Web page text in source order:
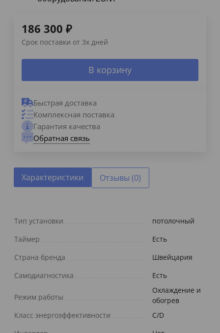
186 300 ₽
Срок поставки от 3х дней
В корзину
Быстрая доставка
Комплексная поставка
Гарантия качества
Обратная связь
Характеристики Отзывы (0)
Тип установки
потолочный
Таймер
Есть
Страна бренда
Швейцария
Самодиагностика
Есть
Режим работы
Охлаждение и
обогрев
Класс энергоэффективности
C/D